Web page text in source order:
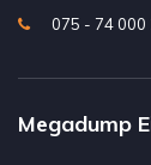
075 - 74 000
Megadump